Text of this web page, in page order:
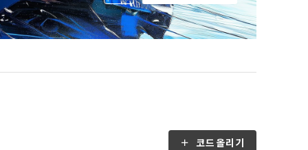
적립 XP
0
사용 XP
0
를 이용하
체결한 개
공유(‘위탁
’와 관련한
보 보호를
할 수 있습
코드올리기